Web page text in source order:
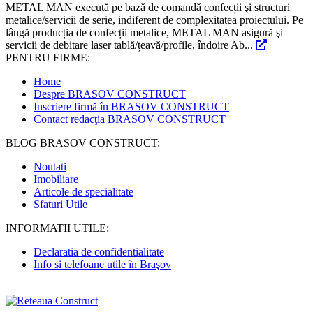
METAL MAN execută pe bază de comandă confecții şi structuri
metalice/servicii de serie, indiferent de complexitatea proiectului. Pe
lângă producția de confecții metalice, METAL MAN asigură şi
servicii de debitare laser tablă/țeavă/profile, îndoire Ab...
PENTRU FIRME:
Home
Despre BRASOV CONSTRUCT
Inscriere firmă în BRASOV CONSTRUCT
Contact redacţia BRASOV CONSTRUCT
BLOG BRASOV CONSTRUCT:
Noutati
Imobiliare
Articole de specialitate
Sfaturi Utile
INFORMATII UTILE:
Declaratia de confidentialitate
Info si telefoane utile în Braşov